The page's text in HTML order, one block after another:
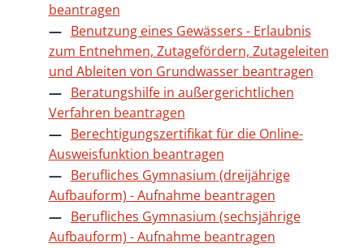
beantragen
Benutzung eines Gewässers - Erlaubnis
zum Entnehmen, Zutagefördern, Zutageleiten
und Ableiten von Grundwasser beantragen
Beratungshilfe in außergerichtlichen
Verfahren beantragen
Berechtigungszertifikat für die Online-
Ausweisfunktion beantragen
Berufliches Gymnasium (dreijährige
Aufbauform) - Aufnahme beantragen
Berufliches Gymnasium (sechsjährige
Aufbauform) - Aufnahme beantragen